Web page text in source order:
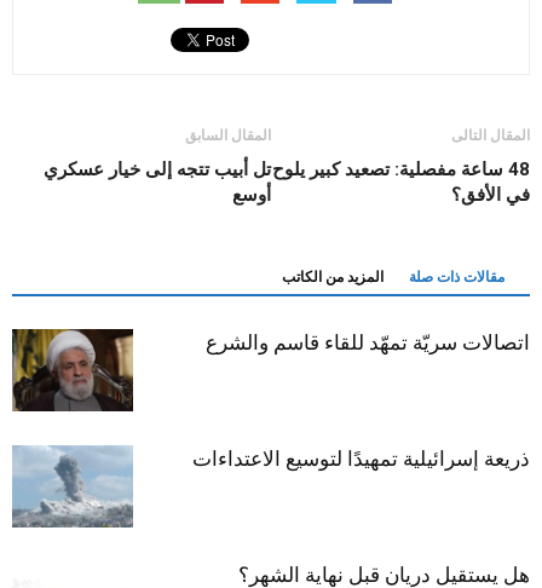
المقال السابق
تل أبيب تتجه إلى خيار عسكري
أوسع
المقال التالى
48 ساعة مفصلية: تصعيد كبير يلوح
في الأفق؟
مقالات ذات صلة المزيد من الكاتب
اتصالات سريّة تمهّد للقاء قاسم والشرع
ذريعة إسرائيلية تمهيدًا لتوسيع الاعتداءات
هل يستقيل دريان قبل نهاية الشهر؟